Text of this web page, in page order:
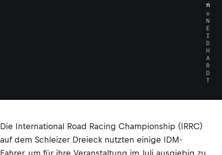
n
©
N
E
I
D
H
A
R
D
T
Die International Road Racing Championship (IRRC)
auf dem Schleizer Dreieck nutzten einige IDM-
Fahrer, um für ihre Veranstaltung im Juli ausgiebig zu